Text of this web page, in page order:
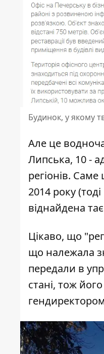
Будинок, у якому
Але це
Липська, 10 -
регіонів.
2014 року
віднайдена
Цікаво, що
що належала
передали в
стані, тож